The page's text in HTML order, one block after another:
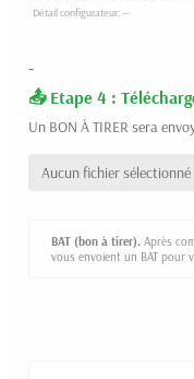
-
Etape 4 :
Un BON À TIRER sera
Aucun fichier sélectionné
BAT (bon à tirer). Après
vous envoient un BAT pour